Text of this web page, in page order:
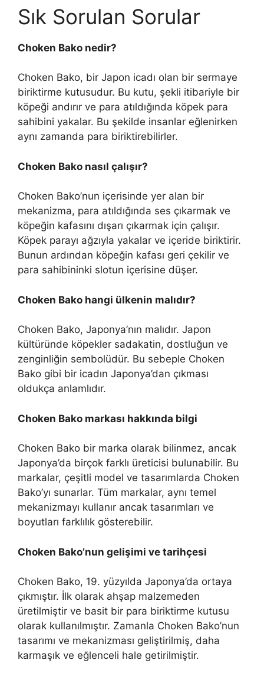
Sık Sorulan Sorular
Choken Bako nedir?
Choken Bako, bir Japon icadı olan bir sermaye
biriktirme kutusudur. Bu kutu, şekli itibariyle bir
köpeği andırır ve para atıldığında köpek para
sahibini yakalar. Bu şekilde insanlar eğlenirken
aynı zamanda para biriktirebilirler.
Choken Bako nasıl çalışır?
Choken Bako’nun içerisinde yer alan bir
mekanizma, para atıldığında ses çıkarmak ve
köpeğin kafasını dışarı çıkarmak için çalışır.
Köpek parayı ağzıyla yakalar ve içeride biriktirir.
Bunun ardından köpeğin kafası geri çekilir ve
para sahibininki slotun içerisine düşer.
Choken Bako hangi ülkenin malıdır?
Choken Bako, Japonya’nın malıdır. Japon
kültüründe köpekler sadakatin, dostluğun ve
zenginliğin sembolüdür. Bu sebeple Choken
Bako gibi bir icadın Japonya’dan çıkması
oldukça anlamlıdır.
Choken Bako markası hakkında bilgi
Choken Bako bir marka olarak bilinmez, ancak
Japonya’da birçok farklı üreticisi bulunabilir. Bu
markalar, çeşitli model ve tasarımlarda Choken
Bako’yı sunarlar. Tüm markalar, aynı temel
mekanizmayı kullanır ancak tasarımları ve
boyutları farklılık gösterebilir.
Choken Bako’nun gelişimi ve tarihçesi
Choken Bako, 19. yüzyılda Japonya’da ortaya
çıkmıştır. İlk olarak ahşap malzemeden
üretilmiştir ve basit bir para biriktirme kutusu
olarak kullanılmıştır. Zamanla Choken Bako’nun
tasarımı ve mekanizması geliştirilmiş, daha
karmaşık ve eğlenceli hale getirilmiştir.